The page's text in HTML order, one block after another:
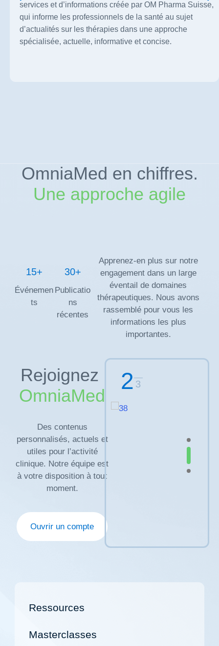
services et d’informations créée par OM Pharma Suisse,
qui informe les professionnels de la santé au sujet
d’actualités sur les thérapies dans une approche
spécialisée, actuelle, informative et concise.
OmniaMed en chiffres.
Une approche agile
15+
Événemen
ts
30+
Publicatio
ns
récentes
Apprenez-en plus sur notre
engagement dans un large
éventail de domaines
thérapeutiques. Nous avons
rassemblé pour vous les
informations les plus
importantes.
Rejoignez
OmniaMed
Des contenus
personnalisés, actuels et
utiles pour l’activité
clinique. Notre équipe est
à votre disposition à tout
moment.
Ouvrir un compte
2 3
Ressources
Masterclasses